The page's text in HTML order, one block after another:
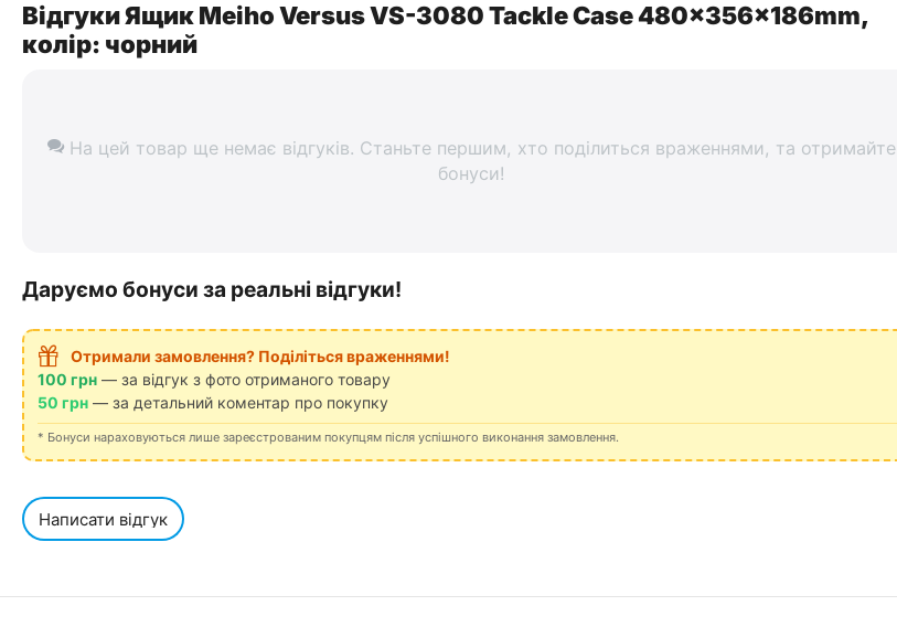
Відгуки Ящик Meiho Versus VS-3080 Tackle Case 480x356x186mm,
колір: чорний
На цей товар ще немає відгуків. Станьте першим, хто поділиться враженнями, та отримайте
бонуси!
Даруємо бонуси за реальні відгуки!
Отримали замовлення? Поділіться враженнями!
100 грн — за відгук з фото отриманого товару
50 грн — за детальний коментар про покупку
* Бонуси нараховуються лише зареєстрованим покупцям після успішного виконання замовлення.
Написати відгук